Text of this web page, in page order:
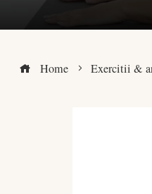
Home Exercitii &